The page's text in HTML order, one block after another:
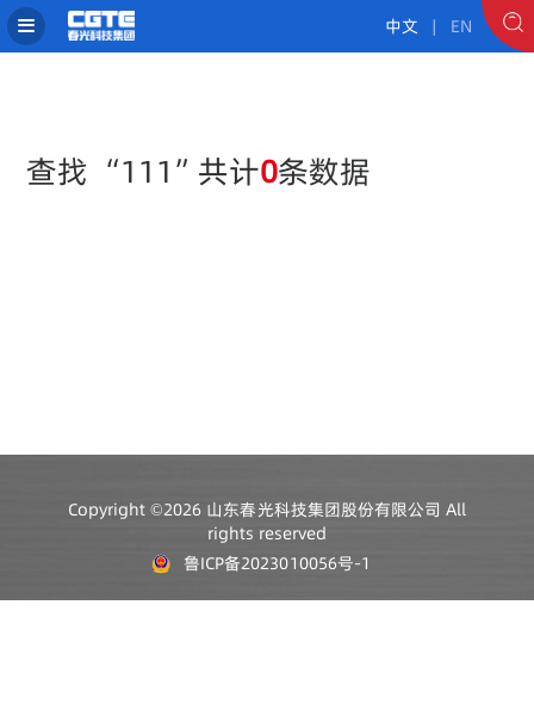
中文 | EN
查找 “111”共计0条数据
Copyright ©2026 山东春光科技集团股份有限公司 All
rights reserved
鲁ICP备2023010056号-1